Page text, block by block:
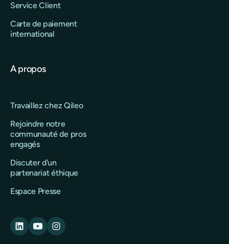
Service Client
Carte de paiement
international
A propos
Travaillez chez Qileo
Rejoindre notre
communauté de pros
engagés
Discuter d'un
partenariat éthique
Espace Presse